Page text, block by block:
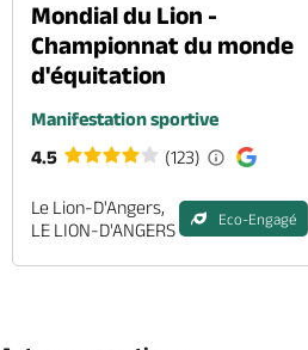
Mondial du Lion -
Championnat du monde
d'équitation
Manifestation sportive
4.5
(123)
Le Lion-D'Angers,
LE LION-D'ANGERS
Eco-Engagé